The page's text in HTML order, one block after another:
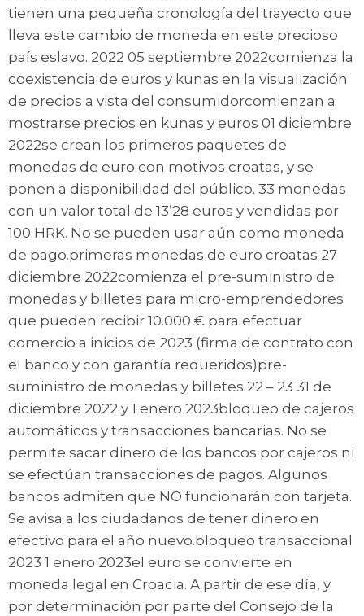
tienen una pequeña cronología del trayecto que
lleva este cambio de moneda en este precioso
país eslavo. 2022 05 septiembre 2022comienza la
coexistencia de euros y kunas en la visualización
de precios a vista del consumidorcomienzan a
mostrarse precios en kunas y euros 01 diciembre
2022se crean los primeros paquetes de
monedas de euro con motivos croatas, y se
ponen a disponibilidad del público. 33 monedas
con un valor total de 13’28 euros y vendidas por
100 HRK. No se pueden usar aún como moneda
de pago.primeras monedas de euro croatas 27
diciembre 2022comienza el pre-suministro de
monedas y billetes para micro-emprendedores
que pueden recibir 10.000 € para efectuar
comercio a inicios de 2023 (firma de contrato con
el banco y con garantía requeridos)pre-
suministro de monedas y billetes 22 – 23 31 de
diciembre 2022 y 1 enero 2023bloqueo de cajeros
automáticos y transacciones bancarias. No se
permite sacar dinero de los bancos por cajeros ni
se efectúan transacciones de pagos. Algunos
bancos admiten que NO funcionarán con tarjeta.
Se avisa a los ciudadanos de tener dinero en
efectivo para el año nuevo.bloqueo transaccional
2023 1 enero 2023el euro se convierte en
moneda legal en Croacia. A partir de ese día, y
por determinación por parte del Consejo de la